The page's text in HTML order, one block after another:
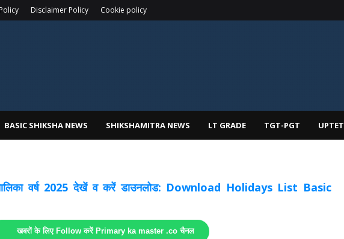
Disclaimer Policy Cookie policy
BASIC SHIKSHA NEWS SHIKSHAMITRA NEWS LT GRADE TGT-PGT UPTET
तालिका वर्ष 2025 देखें व करें डाउनलोड: Download Holidays List Basic
खबरों के लिए Follow करें Primary ka master .co चैनल